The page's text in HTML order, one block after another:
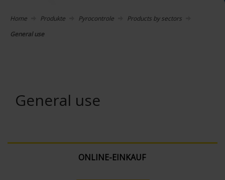
Home Produkte Pyrocontrole
Products by sectors
General use
General use
ONLINE-EINKAUF